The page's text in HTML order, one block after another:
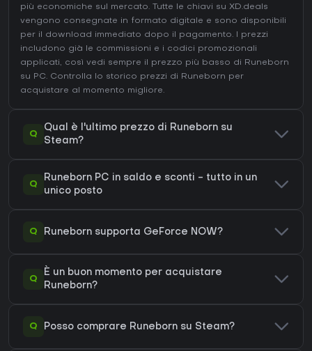
più economiche sul mercato. Tutte le chiavi su XD.deals
vengono consegnate in formato digitale e sono disponibili
per il download immediato dopo il pagamento. I prezzi
includono già le commissioni e i codici promozionali
applicati, così vedi sempre il prezzo più basso di Runeborn
su PC. Controlla lo storico prezzi di Runeborn per
acquistare al momento migliore.
Q
Qual è l'ultimo prezzo di Runeborn su
Steam?
Q
Runeborn PC in saldo e sconti - tutto in un
unico posto
Q Runeborn supporta GeForce NOW?
Q
È un buon momento per acquistare
Runeborn?
Q Posso comprare Runeborn su Steam?